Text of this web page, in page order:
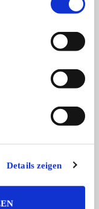
Details zeigen
Mercedes-Benz 220